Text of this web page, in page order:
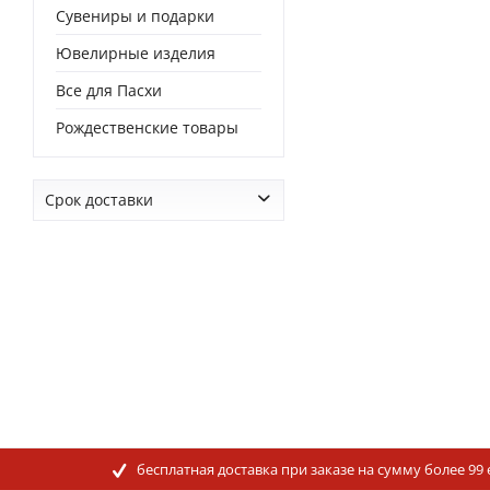
Сувениры и подарки
Ювелирные изделия
Все для Пасхи
Рождественские товары
Срок доставки
бесплатная доставка при заказе на сумму более 99